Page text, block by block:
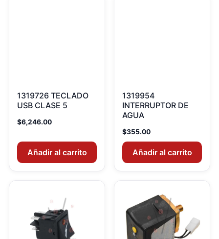
1319726 TECLADO
USB CLASE 5
$6,246.00
Añadir al carrito
1319954
INTERRUPTOR DE
AGUA
$355.00
Añadir al carrito